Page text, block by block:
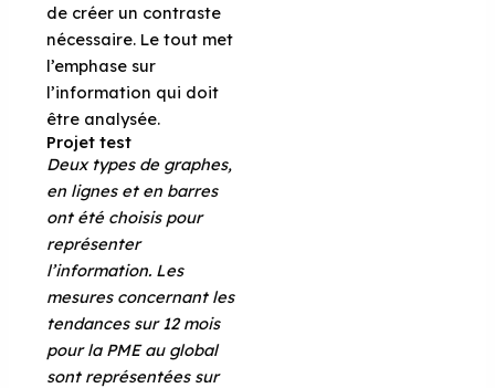
de créer un contraste
nécessaire. Le tout met
l’emphase sur
l’information qui doit
être analysée.
Projet test
Deux types de graphes,
en lignes et en barres
ont été choisis pour
représenter
l’information. Les
mesures concernant les
tendances sur 12 mois
pour la PME au global
sont représentées sur